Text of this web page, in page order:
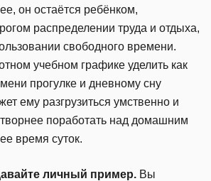
он остаётся ребёнком,
распределении труда и отдыха,
свободного времени.
учебном графике уделить как
прогулке и дневному сну
ему разгрузиться умственно и
поработать над домашним
время суток.
личный пример. Вы